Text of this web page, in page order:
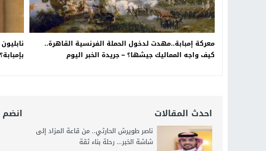
معركة إمبابة..مهدت لدخول الحملة الفرنسية القاهرة..
كيف واجه المماليك جيشها؟ – جريدة الخبر اليوم
احدث المقالات
ناصر طويرش الحارثي.. من قاعة المزاد إلى
شاشة الخبر… رحلة بناء ثقة